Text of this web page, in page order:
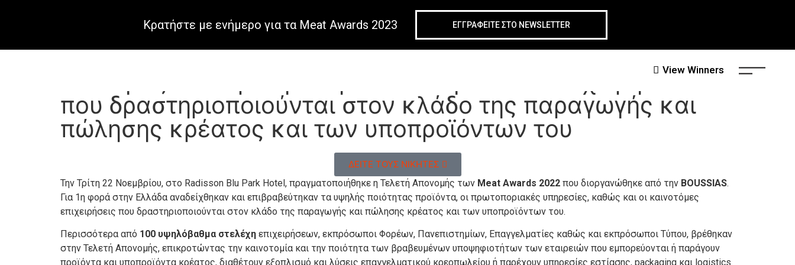
Κρατήστε με ενήμερο για τα Meat Awards 2023 ΕΓΓΡΑΦΕIΤΕ ΣΤΟ NEWSLETTER
View Winners
Ο θεσμός που προάγει την καινοτομία των επιχειρήσεων
που δραστηριοποιούνται στον κλάδο της παραγωγής και
πώλησης κρέατος και των υποπροϊόντων του
ΔΕΙΤΕ ΤΟΥΣ ΝΙΚΗΤΕΣ
Την Τρίτη 22 Νοεμβρίου, στο Radisson Blu Park Hotel, πραγματοποιήθηκε η Τελετή Απονομής των Meat Awards 2022 που διοργανώθηκε από την BOUSSIAS.
Για 1η φορά στην Ελλάδα αναδείχθηκαν και επιβραβεύτηκαν τα υψηλής ποιότητας προϊόντα, οι πρωτοποριακές υπηρεσίες, καθώς και οι καινοτόμες
επιχειρήσεις που δραστηριοποιούνται στον κλάδο της παραγωγής και πώλησης κρέατος και των υποπροϊόντων του.
Περισσότερα από 100 υψηλόβαθμα στελέχη επιχειρήσεων, εκπρόσωποι Φορέων, Πανεπιστημίων, Επαγγελματίες καθώς και εκπρόσωποι Τύπου, βρέθηκαν
στην Τελετή Απονομής, επικροτώντας την καινοτομία και την ποιότητα των βραβευμένων υποψηφιοτήτων των εταιρειών που εμπορεύονται ή παράγουν
προϊόντα και υποπροϊόντα κρέατος, διαθέτουν εξοπλισμό και λύσεις επαγγελματικού κρεοπωλείου ή παρέχουν υπηρεσίες εστίασης, packaging και logistics